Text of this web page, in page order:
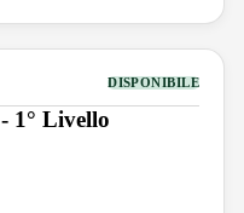
DISPONIBILE
1° Livello